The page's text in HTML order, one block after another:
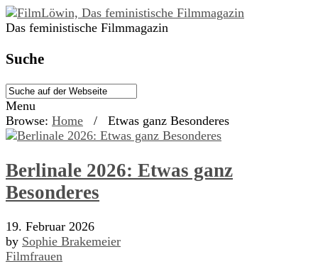
Das feministische Filmmagazin
Suche
Menu
Browse: Home / Etwas ganz Besonderes
Berlinale 2026: Etwas ganz
Besonderes
19. Februar 2026
by Sophie Brakemeier
Filmfrauen